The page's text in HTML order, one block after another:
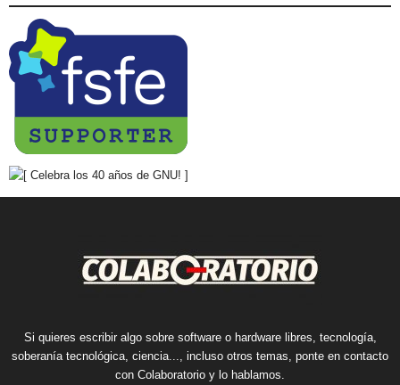
Si quieres escribir algo sobre software o hardware libres, tecnología,
soberanía tecnológica, ciencia..., incluso otros temas, ponte en contacto
con Colaboratorio y lo hablamos.